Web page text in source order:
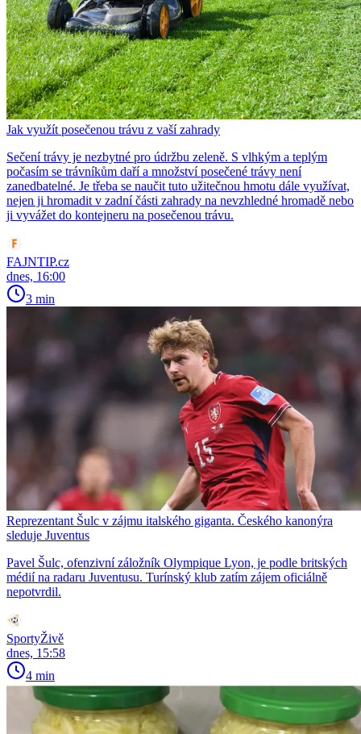
Jak využít posečenou trávu z vaší zahrady
Sečení trávy je nezbytné pro údržbu zeleně. S vlhkým a teplým
počasím se trávníkům daří a množství posečené trávy není
zanedbatelné. Je třeba se naučit tuto užitečnou hmotu dále využívat,
nejen ji hromadit v zadní části zahrady na nevzhledné hromadě nebo
ji vyvážet do kontejneru na posečenou trávu.
FAJNTIP.cz
dnes, 16:00
3 min
Reprezentant Šulc v zájmu italského giganta. Českého kanonýra
sleduje Juventus
Pavel Šulc, ofenzivní záložník Olympique Lyon, je podle britských
médií na radaru Juventusu. Turínský klub zatím zájem oficiálně
nepotvrdil.
SportyŽivě
dnes, 15:58
4 min